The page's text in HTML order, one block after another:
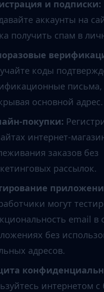
и подписки:
аккаунты на
получить спам в
коды
письма,
основной адрес.
покупки:
интернет-
заказов без
рассылок.
могут
email в
без
адресов.
интернетом